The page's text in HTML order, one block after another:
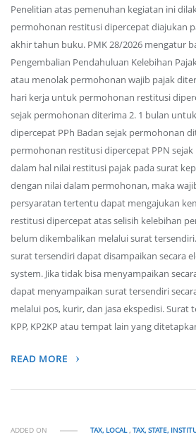
Penelitian atas pemenuhan kegiatan ini
permohonan restitusi dipercepat diajukan
akhir tahun buku. PMK 28/2026 mengatur
Pengembalian Pendahuluan Kelebihan
atau menolak permohonan wajib pajak
hari kerja untuk permohonan restitusi
sejak permohonan diterima 2. 1 bulan
dipercepat PPh Badan sejak permohonan
permohonan restitusi dipercepat PPN
dalam hal nilai restitusi pajak pada surat
dengan nilai dalam permohonan, maka
persyaratan tertentu dapat mengajukan
restitusi dipercepat atas selisih kelebihan
belum dikembalikan melalui surat
surat tersendiri dapat disampaikan secara
system. Jika tidak bisa menyampaikan
dapat menyampaikan surat tersendiri
melalui pos, kurir, dan jasa ekspedisi.
KPP, KP2KP atau tempat lain yang
READ MORE
ADDED ON TAX, LOCAL,TAX, STATE,